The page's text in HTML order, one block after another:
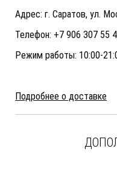
Адрес: г. Саратов, ул.
Телефон: +7 906 307 55
Режим работы: 10:00-
Подробнее о доставке